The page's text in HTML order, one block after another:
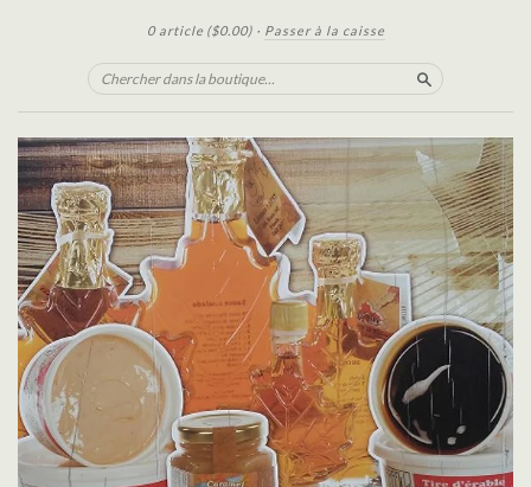
0 article ($0.00)· Passer à la caisse
Chercher